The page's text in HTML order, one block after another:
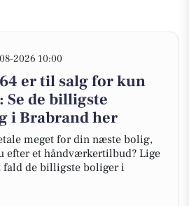
2026 10:00
er til salg for kun
Se de billigste
i Brabrand her
meget for din næste bolig,
efter et håndværkertilbud? Lige
fald de billigste boliger i